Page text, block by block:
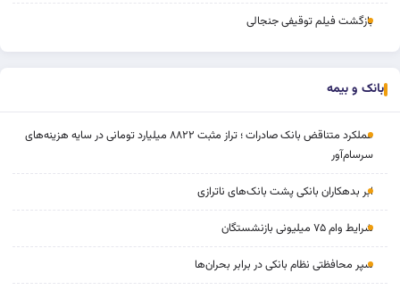
بازگشت فیلم توقیفی جنجالی
بانک و بیمه
عملکرد متناقض بانک صادرات ؛ تراز مثبت ۸۸۲۲ میلیارد تومانی در سایه هزینه‌های
سرسام‌آور
ابر بدهکاران بانکی پشت بانک‌های ناترازی
شرایط وام ۷۵ میلیونی بازنشستگان
سپر محافظتی نظام بانکی در برابر بحران‌ها